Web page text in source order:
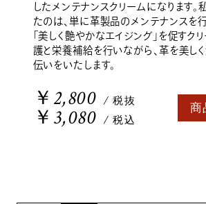
したメンテナンスクリームになります。
たのは、単に革製品のメンテナンスを行
「美しく艶やかなエイジング」を促すク
護と栄養補給を行いながら、革を美し
伝いをいたします。
￥2,800 / 税抜
￥3,080 / 税込
商